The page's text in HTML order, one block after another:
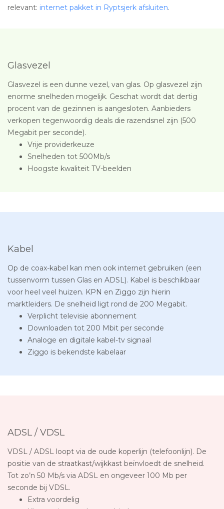
relevant: internet pakket in Ryptsjerk afsluiten.
Glasvezel
Glasvezel is een dunne vezel, van glas. Op glasvezel zijn
enorme snelheden mogelijk. Geschat wordt dat dertig
procent van de gezinnen is aangesloten. Aanbieders
verkopen tegenwoordig deals die razendsnel zijn (500
Megabit per seconde).
Vrije providerkeuze
Snelheden tot 500Mb/s
Hoogste kwaliteit TV-beelden
Kabel
Op de coax-kabel kan men ook internet gebruiken (een
tussenvorm tussen Glas en ADSL). Kabel is beschikbaar
voor heel veel huizen. KPN en Ziggo zijn hierin
marktleiders. De snelheid ligt rond de 200 Megabit.
Verplicht televisie abonnement
Downloaden tot 200 Mbit per seconde
Analoge en digitale kabel-tv signaal
Ziggo is bekendste kabelaar
ADSL / VDSL
VDSL / ADSL loopt via de oude koperlijn (telefoonlijn). De
positie van de straatkast/wijkkast beïnvloedt de snelheid.
Tot zo’n 50 Mb/s via ADSL en ongeveer 100 Mb per
seconde bij VDSL.
Extra voordelig